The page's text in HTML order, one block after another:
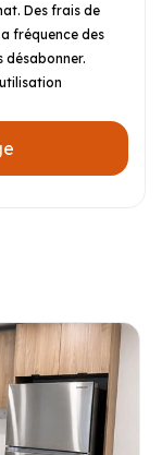
Des frais de
fréquence des
désabonner.